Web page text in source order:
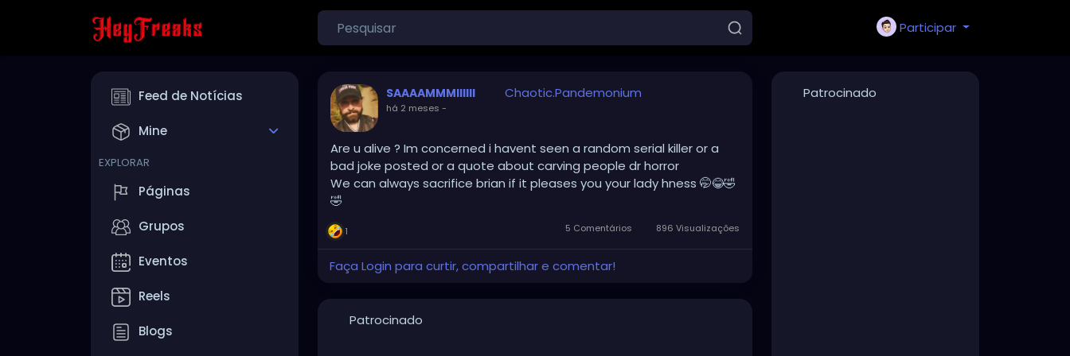
Participar
Feed de Notícias
Mine
EXPLORAR
Páginas
Grupos
Eventos
Reels
Blogs
SAAAAMMMIIIIII Chaotic.Pandemonium
há 2 meses -
Are u alive ? Im concerned i havent seen a random serial killer or a
bad joke posted or a quote about carving people dr horror
We can always sacrifice brian if it pleases you your lady hness 🤭😂🤣
🤣
1 5 Comentários 896 Visualizações
Faça Login para curtir, compartilhar e comentar!
Patrocinado
Patrocinado